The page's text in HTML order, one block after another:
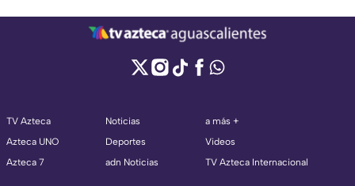
TV Azteca
Azteca UNO
Azteca 7
Noticias
Deportes
adn Noticias
a más +
Videos
TV Azteca Internacional